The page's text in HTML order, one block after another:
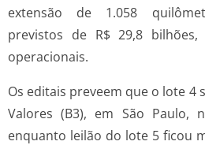
extensão de 1.058
previstos de R$ 29,8
operacionais.
Os editais preveem que o lote 4
Valores (B3), em São Paulo,
enquanto leilão do lote 5 ficou